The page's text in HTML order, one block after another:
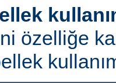
özelliğe